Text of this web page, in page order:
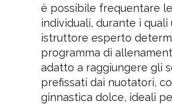
è possibile frequentare
individuali, durante i quali
istruttore esperto
programma di
adatto a raggiungere gli
prefissati dai nuotatori,
ginnastica dolce, ideali